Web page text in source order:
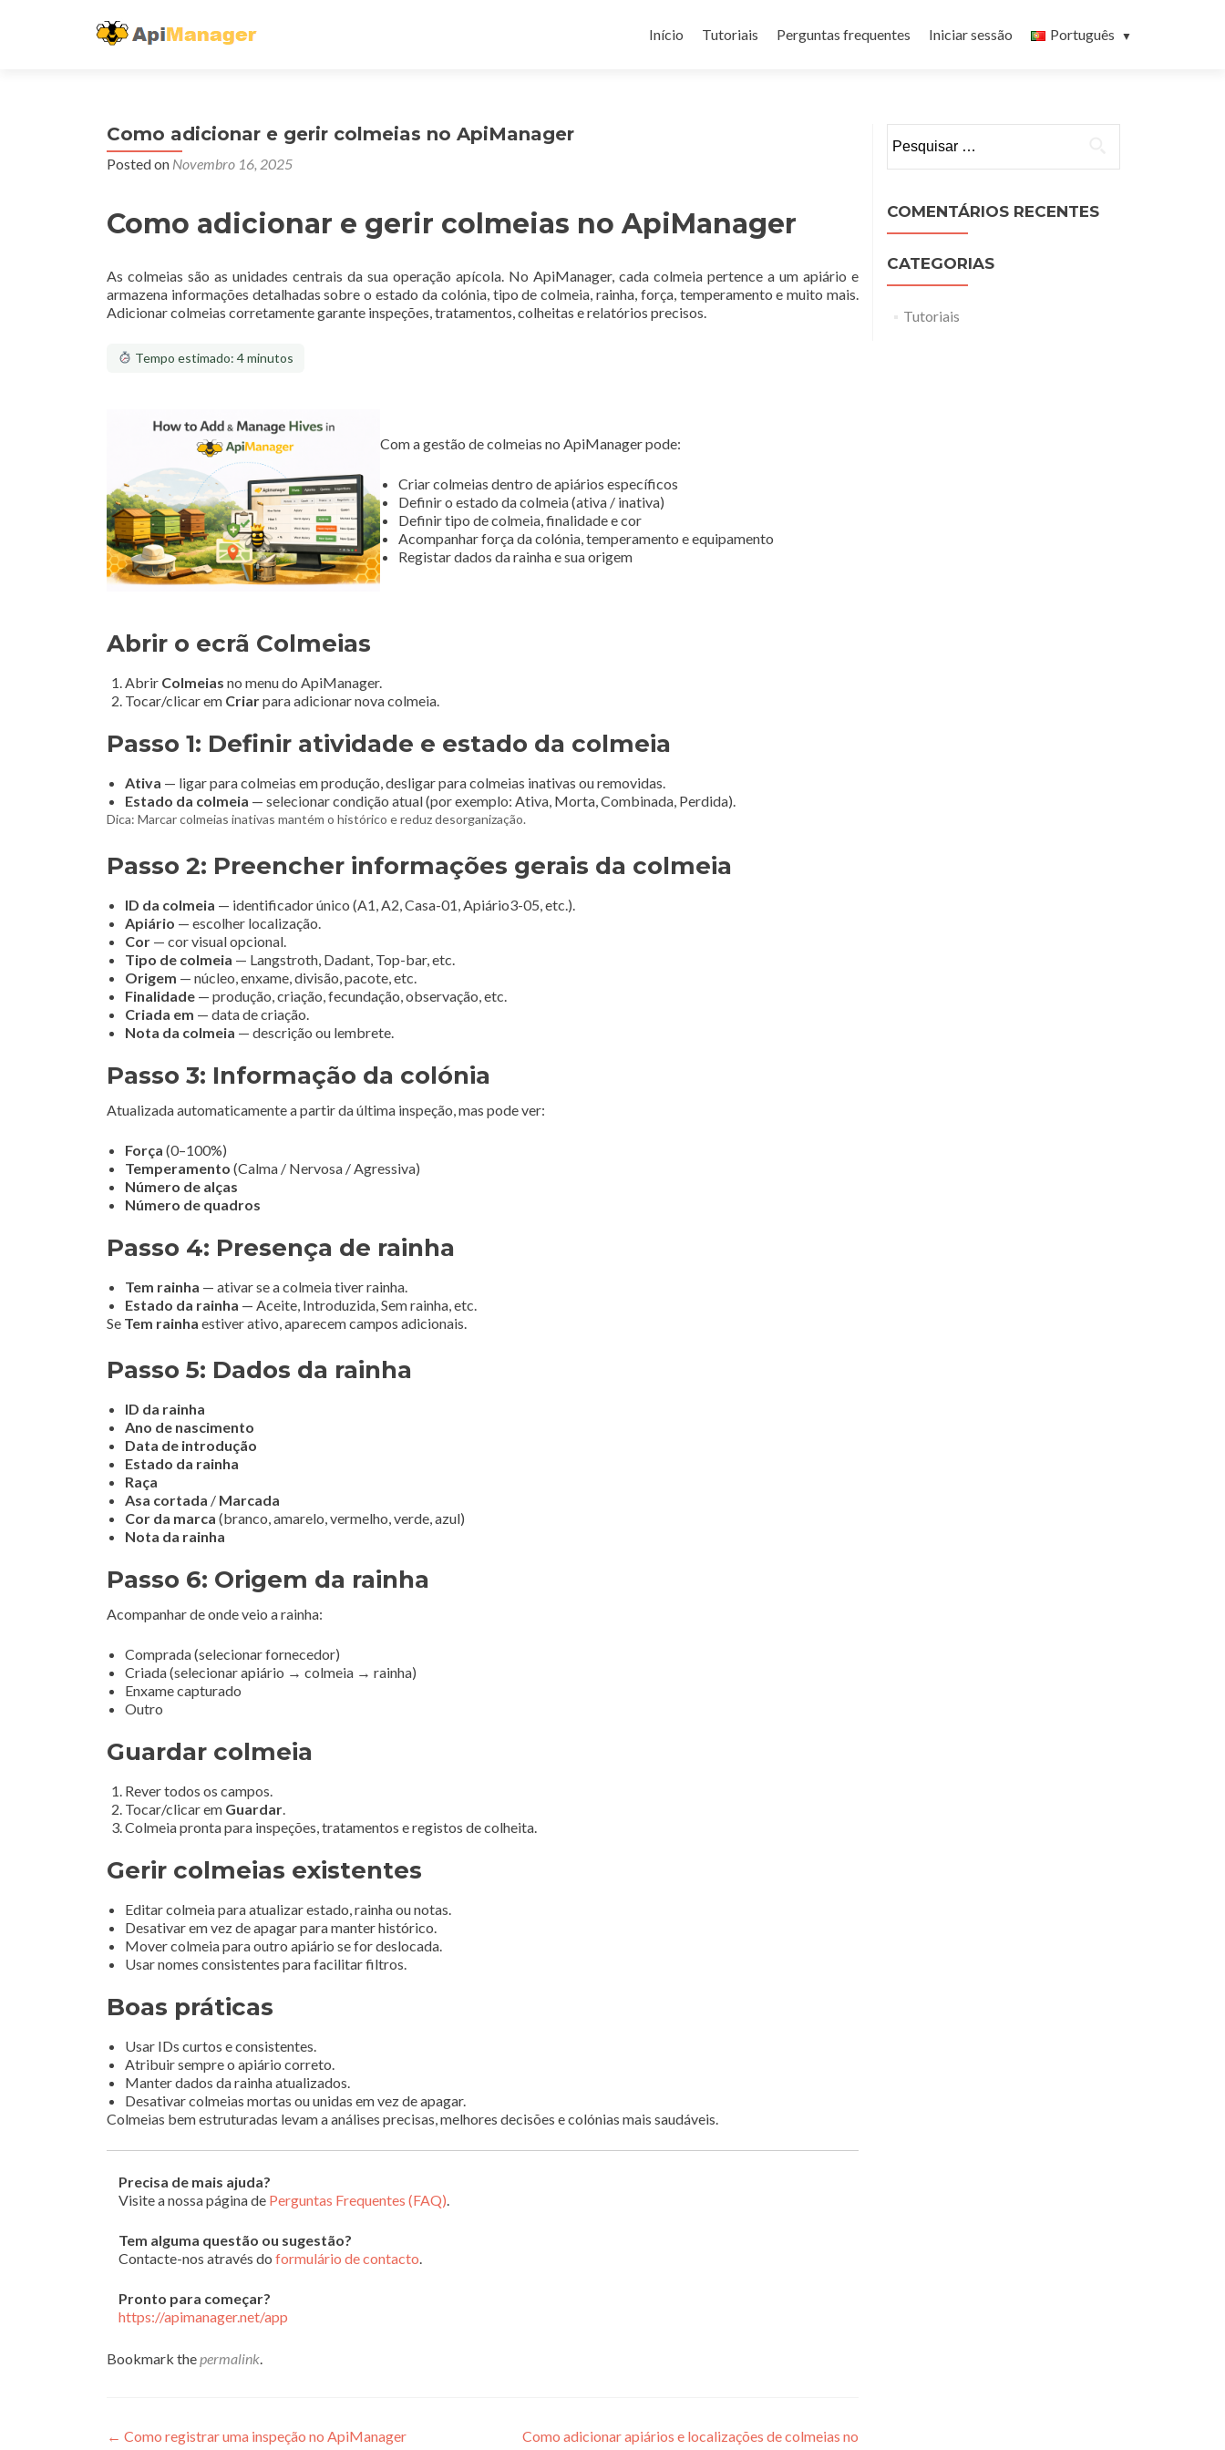
Início
Tutoriais Perguntas frequentes Iniciar sessão Português
Como adicionar e gerir colmeias no ApiManager
Posted on Novembro 16, 2025
Como adicionar e gerir colmeias no ApiManager
As colmeias são as unidades centrais da sua operação apícola. No ApiManager, cada colmeia pertence a um apiário e
armazena informações detalhadas sobre o estado da colónia, tipo de colmeia, rainha, força, temperamento e muito mais.
Adicionar colmeias corretamente garante inspeções, tratamentos, colheitas e relatórios precisos.
Tempo estimado: 4 minutos
Com a gestão de colmeias no ApiManager pode:
Criar colmeias dentro de apiários específicos
Definir o estado da colmeia (ativa / inativa)
Definir tipo de colmeia, finalidade e cor
Acompanhar força da colónia, temperamento e equipamento
Registar dados da rainha e sua origem
Abrir o ecrã Colmeias
Abrir Colmeias no menu do ApiManager.
Tocar/clicar em Criarpara adicionar nova colmeia.
Passo 1: Definir atividade e estado da colmeia
Ativa — ligar para colmeias em produção, desligar para colmeias inativas ou removidas.
Estado da colmeia — selecionar condição atual (por exemplo: Ativa, Morta, Combinada, Perdida).
Dica: Marcar colmeias inativas mantém o histórico e reduz desorganização.
Passo 2: Preencher informações gerais da colmeia
ID da colmeia — identificador único (A1, A2, Casa-01, Apiário3-05, etc.).
Apiário — escolher localização.
Cor — cor visual opcional.
Tipo de colmeia — Langstroth, Dadant, Top-bar, etc.
Origem — núcleo, enxame, divisão, pacote, etc.
Finalidade — produção, criação, fecundação, observação, etc.
Criada em — data de criação.
Nota da colmeia — descrição ou lembrete.
Passo 3: Informação da colónia
Atualizada automaticamente a partir da última inspeção, mas pode ver:
Força (0–100%)
Temperamento (Calma / Nervosa / Agressiva)
Número de alças
Número de quadros
Passo 4: Presença de rainha
Tem rainha — ativar se a colmeia tiver rainha.
Estado da rainha — Aceite, Introduzida, Sem rainha, etc.
Se Tem rainha estiver ativo, aparecem campos adicionais.
Passo 5: Dados da rainha
ID da rainha
Ano de nascimento
Data de introdução
Estado da rainha
Raça
Asa cortada / Marcada
Cor da marca (branco, amarelo, vermelho, verde, azul)
Nota da rainha
Passo 6: Origem da rainha
Acompanhar de onde veio a rainha:
Comprada (selecionar fornecedor)
Criada (selecionar apiário → colmeia → rainha)
Enxame capturado
Outro
Guardar colmeia
Rever todos os campos.
Tocar/clicar em Guardar.
Colmeia pronta para inspeções, tratamentos e registos de colheita.
Gerir colmeias existentes
Editar colmeia para atualizar estado, rainha ou notas.
Desativar em vez de apagar para manter histórico.
Mover colmeia para outro apiário se for deslocada.
Usar nomes consistentes para facilitar filtros.
Boas práticas
Usar IDs curtos e consistentes.
Atribuir sempre o apiário correto.
Manter dados da rainha atualizados.
Desativar colmeias mortas ou unidas em vez de apagar.
Colmeias bem estruturadas levam a análises precisas, melhores decisões e colónias mais saudáveis.
Precisa de mais ajuda?
Visite a nossa página de Perguntas Frequentes (FAQ).
Tem alguma questão ou sugestão?
Contacte-nos através do formulário de contacto.
Pronto para começar?
https://apimanager.net/app
Bookmark thepermalink.
Post navigation
← Como registrar uma inspeção no ApiManager
Como adicionar apiários e localizações de colmeias no
COMENTÁRIOS RECENTES
CATEGORIAS
Tutoriais